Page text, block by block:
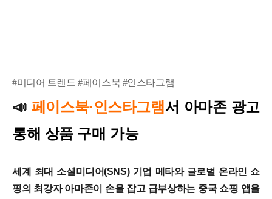
#미디어 트렌드 #페이스북 #인스타그램
📣 페이스북·인스타그램서 아마존 광고
통해 상품 구매 가능
세계 최대 소셜미디어(SNS) 기업 메타와 글로벌 온라인 쇼
핑의 최강자 아마존이 손을 잡고 급부상하는 중국 쇼핑 앱을